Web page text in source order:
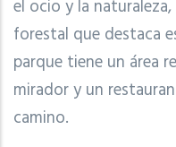
el ocio y la
forestal que destaca
parque tiene un área
mirador y un
camino.